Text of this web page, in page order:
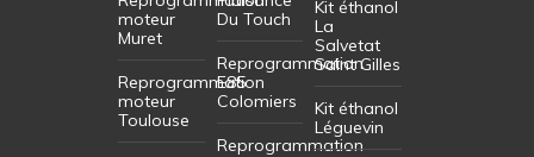
moteur
Muret
Reprogrammation
moteur
Toulouse
Du Touch
Reprogrammation
E85
Colomiers
Reprogrammation
Kit éthanol
La
Salvetat
Saint Gilles
Kit éthanol
Léguevin